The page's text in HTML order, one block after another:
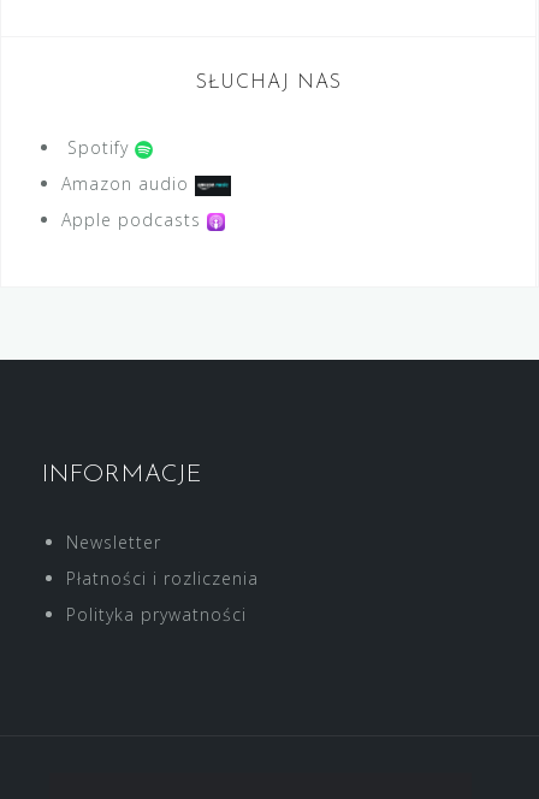
SŁUCHAJ NAS
Spotify
Amazon audio
Apple podcasts
INFORMACJE
Newsletter
Płatności i rozliczenia
Polityka prywatności